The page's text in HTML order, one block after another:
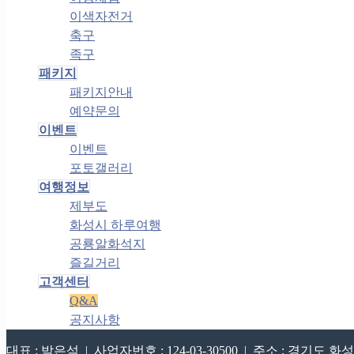
이색자전거
축구
족구
패키지
패키지안내
예약문의
이벤트
이벤트
포토갤러리
여행정보
제부도
화성시 하루여행
공룡알화석지
즐길거리
고객센터
Q&A
공지사항
대표 : 박은석 | 사업자번호 : 124-03-30500 | 주소 : 경기도 화